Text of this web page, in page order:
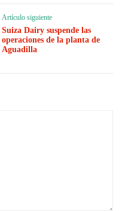
Artículo siguiente
Suiza Dairy suspende las
operaciones de la planta de
Aguadilla